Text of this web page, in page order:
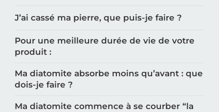
J’ai cassé ma pierre, que puis-je faire ?
Pour une meilleure durée de vie de votre
produit :
Ma diatomite absorbe moins qu’avant : que
dois-je faire ?
Ma diatomite commence à se courber “la